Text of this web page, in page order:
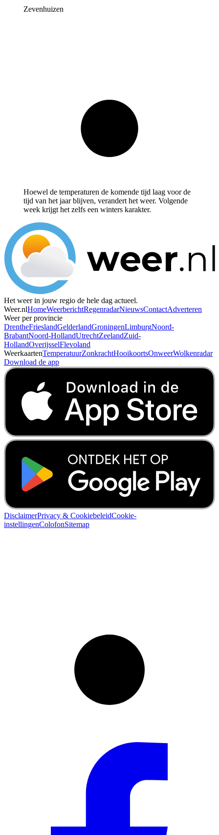
Zevenhuizen
Hoewel de temperaturen de komende tijd laag voor de
tijd van het jaar blijven, verandert het weer. Volgende
week krijgt het zelfs een winters karakter.
Het weer in jouw regio de hele dag actueel.
Weer.nlHomeWeerberichtRegenradarNieuwsContactAdverteren
Weer per provincie
DrentheFrieslandGelderlandGroningenLimburgNoord-
BrabantNoord-HollandUtrechtZeelandZuid-
HollandOverijsselFlevoland
WeerkaartenTemperatuurZonkrachtHooikoortsOnweerWolkenradar
Download de app
DisclaimerPrivacy & CookiebeleidCookie-
instellingenColofonSitemap